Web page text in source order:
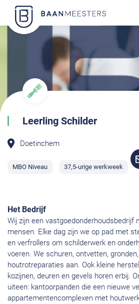
Leerling Schilder
Doetinchem
MBO Niveau 37,5-urige werkweek
Het Bedrijf
Wij zijn een vastgoedonderhoudsbedrijf
mensen. Elke dag zijn we op pad met
en verfrollers om schilderwerk en
voeren. We schuren, ontvetten,
houtrotreparaties aan. Ook kleine
kozijnen, deuren en gevels horen erbij.
uiteen: kantoorpanden die een nieuwe
appartementencomplexen met